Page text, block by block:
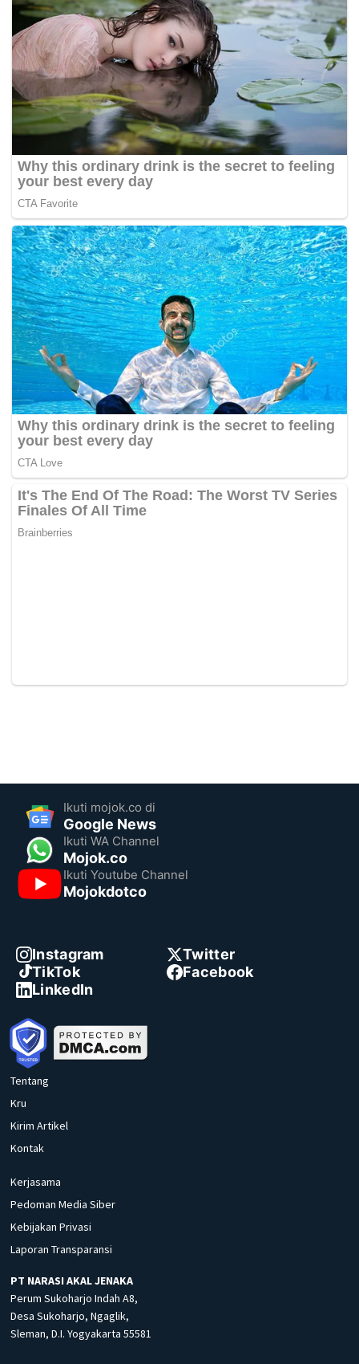
Ikuti mojok.co di
Google News
Ikuti WA Channel
Mojok.co
Ikuti Youtube Channel
Mojokdotco
Instagram
Twitter
TikTok
Facebook
LinkedIn
Tentang
Kru
Kirim Artikel
Kontak
Kerjasama
Pedoman Media Siber
Kebijakan Privasi
Laporan Transparansi
PT NARASI AKAL JENAKA
Perum Sukoharjo Indah A8,
Desa Sukoharjo, Ngaglik,
Sleman, D.I. Yogyakarta 55581